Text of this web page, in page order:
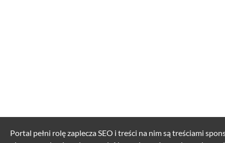
Portal pełni rolę zaplecza SEO i treści na nim są treściami